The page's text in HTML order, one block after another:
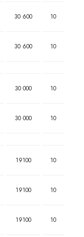
30 600 10
30 600 10
30 000 10
30 000 10
19100 10
19100 10
19100 10